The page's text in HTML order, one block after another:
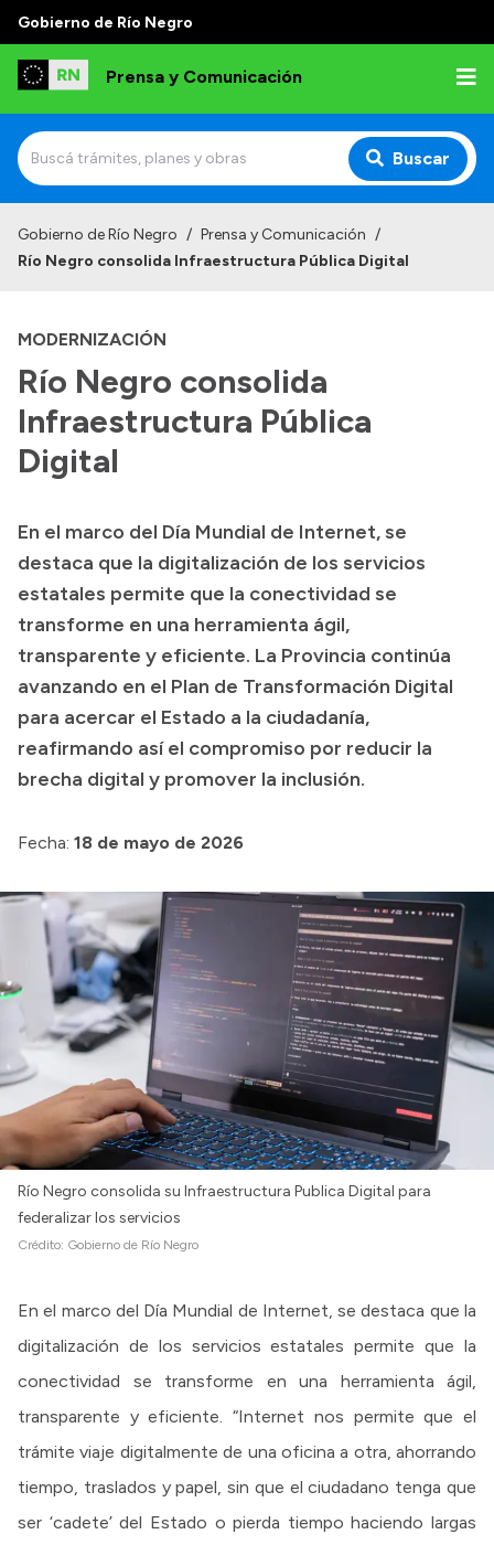
Gobierno de Río Negro
Prensa y Comunicación
Buscar
Archivo de noticias
Presupuesto
Boletín Oficial
Compras y licitaciones
Consulta de expedientes
Consulta de pago a proveedores
Convocatorias
Intranet
Login
Gobierno de Río Negro / Prensa y Comunicación /
Río Negro consolida Infraestructura Pública Digital
MODERNIZACIÓN
Río Negro consolida
Infraestructura Pública
Digital
En el marco del Día Mundial de Internet, se
destaca que la digitalización de los servicios
estatales permite que la conectividad se
transforme en una herramienta ágil,
transparente y eficiente. La Provincia continúa
avanzando en el Plan de Transformación Digital
para acercar el Estado a la ciudadanía,
reafirmando así el compromiso por reducir la
brecha digital y promover la inclusión.
Fecha: 18 de mayo de 2026
Río Negro consolida su Infraestructura Publica Digital para
federalizar los servicios
Crédito: Gobierno de Río Negro
En el marco del Día Mundial de Internet, se destaca que la
digitalización de los servicios estatales permite que la
conectividad se transforme en una herramienta ágil,
transparente y eficiente. “Internet nos permite que el
trámite viaje digitalmente de una oficina a otra, ahorrando
tiempo, traslados y papel, sin que el ciudadano tenga que
ser ‘cadete’ del Estado o pierda tiempo haciendo largas